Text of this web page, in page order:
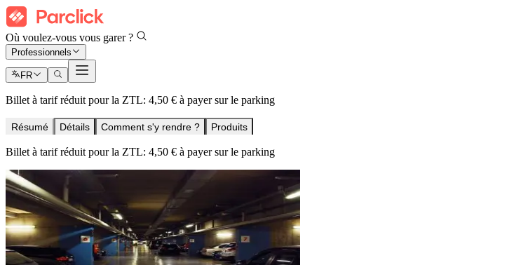
Où voulez-vous vous garer ?
Professionnels
FR
Billet à tarif réduit pour la ZTL: 4,50 € à payer sur le parking
Résumé Détails Comment s'y rendre ? Produits
Billet à tarif réduit pour la ZTL: 4,50 € à payer sur le parking